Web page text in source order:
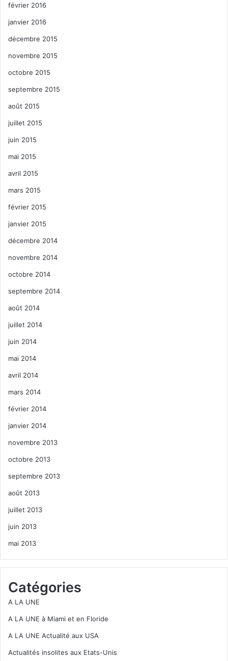
février 2016
janvier 2016
décembre 2015
novembre 2015
octobre 2015
septembre 2015
août 2015
juillet 2015
juin 2015
mai 2015
avril 2015
mars 2015
février 2015
janvier 2015
décembre 2014
novembre 2014
octobre 2014
septembre 2014
août 2014
juillet 2014
juin 2014
mai 2014
avril 2014
mars 2014
février 2014
janvier 2014
novembre 2013
octobre 2013
septembre 2013
août 2013
juillet 2013
juin 2013
mai 2013
Catégories
A LA UNE
A LA UNE à Miami et en Floride
A LA UNE Actualité aux USA
Actualités insolites aux Etats-Unis